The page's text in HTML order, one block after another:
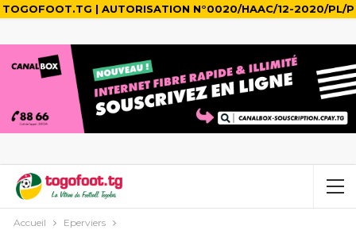
TOGOFOOT.TG | AUTORISATION N°0020/HAAC/12-2020/PL/P
Accueil Eperviers